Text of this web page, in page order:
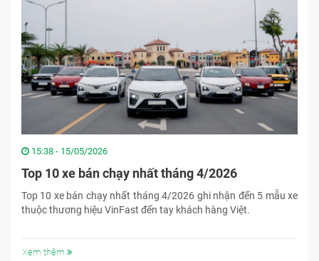
15:38 - 15/05/2026
Top 10 xe bán chạy nhất tháng 4/2026
Top 10 xe bán chạy nhất tháng 4/2026 ghi nhận đến 5 mẫu xe
thuộc thương hiệu VinFast đến tay khách hàng Việt.
Xem thêm